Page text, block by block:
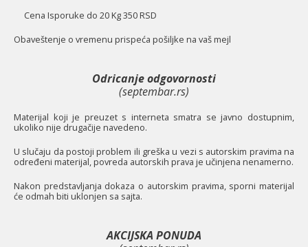
Cena Isporuke do 20 Kg 350 RSD
Obaveštenje o vremenu prispeća pošiljke na vaš mejl
Odricanje odgovornosti
(septembar.rs)
Materijal koji je preuzet s interneta smatra se javno dostupnim,
ukoliko nije drugačije navedeno.
U slučaju da postoji problem ili greška u vezi s autorskim pravima na
određeni materijal, povreda autorskih prava je učinjena nenamerno.
Nakon predstavljanja dokaza o autorskim pravima, sporni materijal
će odmah biti uklonjen sa sajta.
AKCIJSKA PONUDA